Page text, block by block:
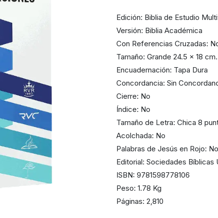
Edición: Biblia de Estudio
Versión: Biblia Académica
Con Referencias Cruzadas:
Tamaño: Grande 24.5 x 18
Encuadernación: Tapa Dura
Concordancia: Sin
Cierre: No
Índice: No
Tamaño de Letra: Chica 8
Acolchada: No
Palabras de Jesús en Rojo: No
Editorial: Sociedades Bíblicas
ISBN: 9781598778106
Peso: 1.78 Kg
Páginas: 2,810